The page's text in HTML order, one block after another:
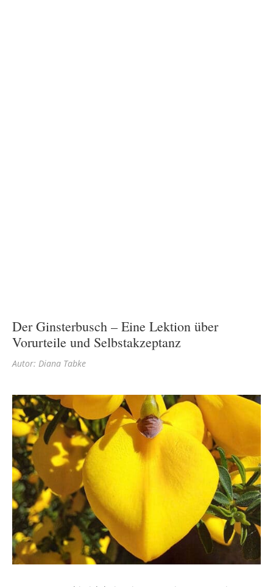
Der Ginsterbusch – Eine Lektion über
Vorurteile und Selbstakzeptanz
Autor: Diana Tabke